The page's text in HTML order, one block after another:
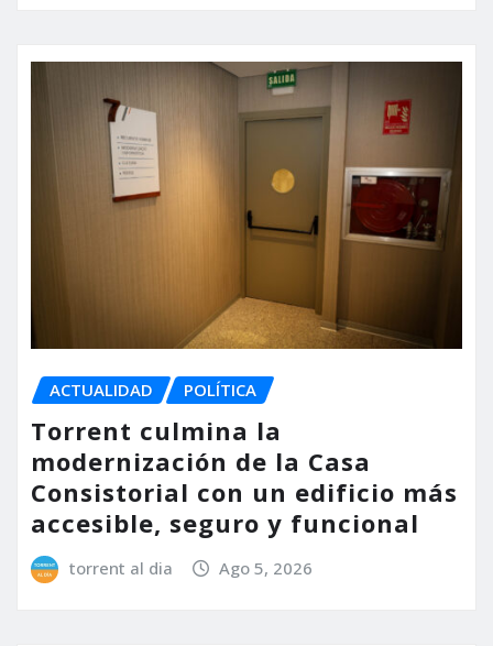
ACTUALIDAD POLÍTICA
Torrent culmina la
modernización de la Casa
Consistorial con un edificio más
accesible, seguro y funcional
torrent al dia Ago 5, 2026